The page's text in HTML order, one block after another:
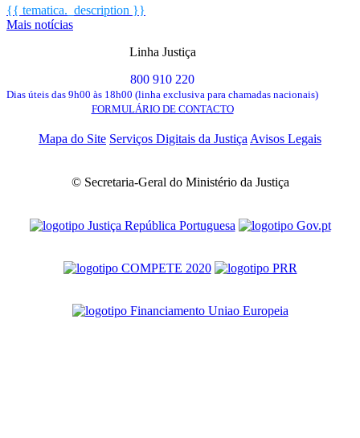
{{ tematica._description }}
Mais notícias
Linha Justiça
800 910 220
Dias úteis das 9h00 às 18h00 (linha exclusiva para chamadas nacionais)
FORMULÁRIO DE CONTACTO
Mapa do Site Serviços Digitais da Justiça Avisos Legais
© Secretaria-Geral do Ministério da Justiça